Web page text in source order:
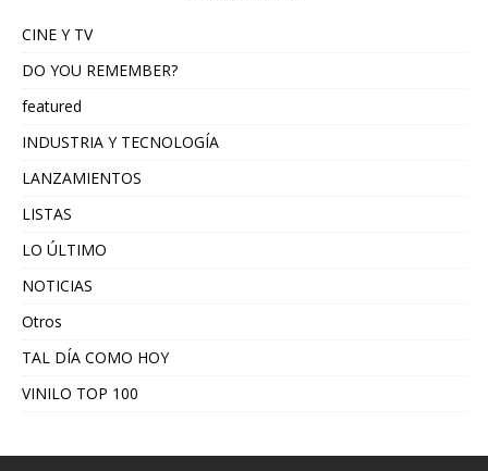
CINE Y TV
DO YOU REMEMBER?
featured
INDUSTRIA Y TECNOLOGÍA
LANZAMIENTOS
LISTAS
LO ÚLTIMO
NOTICIAS
Otros
TAL DÍA COMO HOY
VINILO TOP 100